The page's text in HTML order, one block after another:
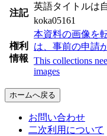
注記
英語タイトルは
koka05161
権利
情報
本資料の画像を
は、事前の申請
This collections
images
ホームへ戻る
お問い合わせ
二次利用について